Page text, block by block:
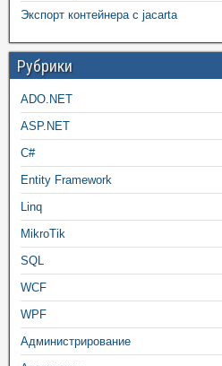
Экспорт контейнера с jacarta
Рубрики
ADO.NET
ASP.NET
C#
Entity Framework
Linq
MikroTik
SQL
WCF
WPF
Администрирование